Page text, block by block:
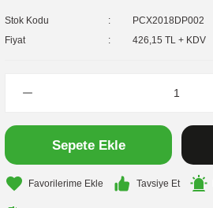
Stok Kodu
PCX2018DP002
Fiyat
426,15 TL + KDV
Sepete Ekle
Tavsiye Et